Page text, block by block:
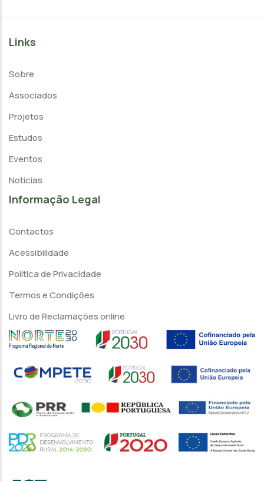
Links
Sobre
Associados
Projetos
Estudos
Eventos
Notícias
Informação Legal
Contactos
Acessibilidade
Política de Privacidade
Termos e Condições
Livro de Reclamações online